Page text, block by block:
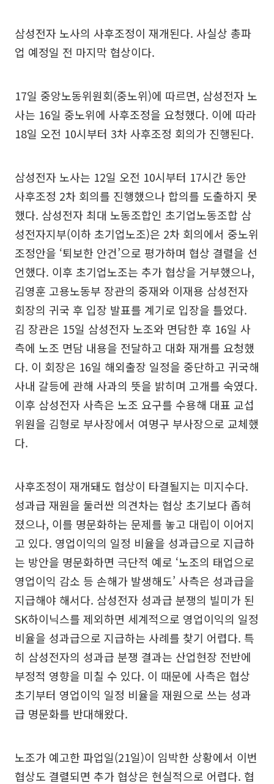
삼성전자 노사의 사후조정이 재개된다. 사실상 총파
업 예정일 전 마지막 협상이다.
17일 중앙노동위원회(중노위)에 따르면, 삼성전자 노
사는 16일 중노위에 사후조정을 요청했다. 이에 따라
18일 오전 10시부터 3차 사후조정 회의가 진행된다.
삼성전자 노사는 12일 오전 10시부터 17시간 동안
사후조정 2차 회의를 진행했으나 합의를 도출하지 못
했다. 삼성전자 최대 노동조합인 초기업노동조합 삼
성전자지부(이하 초기업노조)은 2차 회의에서 중노위
조정안을 ‘퇴보한 안건’으로 평가하며 협상 결렬을 선
언했다. 이후 초기업노조는 추가 협상을 거부했으나,
김영훈 고용노동부 장관의 중재와 이재용 삼성전자
회장의 귀국 후 입장 발표를 계기로 입장을 틀었다.
김 장관은 15일 삼성전자 노조와 면담한 후 16일 사
측에 노조 면담 내용을 전달하고 대화 재개를 요청했
다. 이 회장은 16일 해외출장 일정을 중단하고 귀국해
사내 갈등에 관해 사과의 뜻을 밝히며 고개를 숙였다.
이후 삼성전자 사측은 노조 요구를 수용해 대표 교섭
위원을 김형로 부사장에서 여명구 부사장으로 교체했
다.
사후조정이 재개돼도 협상이 타결될지는 미지수다.
성과급 재원을 둘러싼 의견차는 협상 초기보다 좁혀
졌으나, 이를 명문화하는 문제를 놓고 대립이 이어지
고 있다. 영업이익의 일정 비율을 성과급으로 지급하
는 방안을 명문화하면 극단적 예로 ‘노조의 태업으로
영업이익 감소 등 손해가 발생해도’ 사측은 성과급을
지급해야 해서다. 삼성전자 성과급 분쟁의 빌미가 된
SK하이닉스를 제외하면 세계적으로 영업이익의 일정
비율을 성과급으로 지급하는 사례를 찾기 어렵다. 특
히 삼성전자의 성과급 분쟁 결과는 산업현장 전반에
부정적 영향을 미칠 수 있다. 이 때문에 사측은 협상
초기부터 영업이익 일정 비율을 재원으로 쓰는 성과
급 명문화를 반대해왔다.
노조가 예고한 파업일(21일)이 임박한 상황에서 이번
협상도 결렬되면 추가 협상은 현실적으로 어렵다. 협